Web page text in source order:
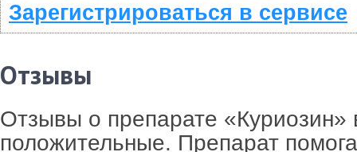
Зарегистрироваться в сервисе
Отзывы
Отзывы о препарате «Куриозин»
положительные. Препарат